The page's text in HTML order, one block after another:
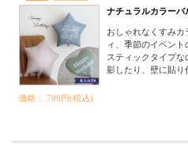
ナチュラルカラーバ
おしゃれなくすみ
ィ、季節のイベント
スティックタイプ
影したり、壁に貼り
価格： 700円(税込)